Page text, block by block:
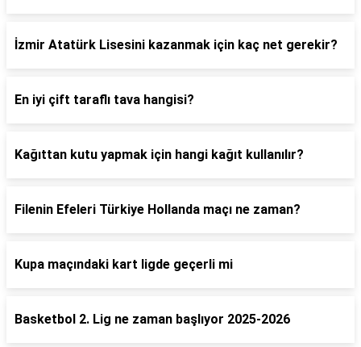
İzmir Atatürk Lisesini kazanmak için kaç net gerekir?
En iyi çift taraflı tava hangisi?
Kağıttan kutu yapmak için hangi kağıt kullanılır?
Filenin Efeleri Türkiye Hollanda maçı ne zaman?
Kupa maçındaki kart ligde geçerli mi
Basketbol 2. Lig ne zaman başlıyor 2025-2026